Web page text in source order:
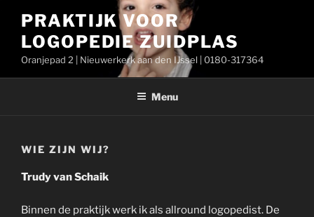
inhoud
PRAKTIJK VOOR
LOGOPEDIE ZUIDPLAS
Oranjepad 2 | Nieuwerkerk aan den IJssel | 0180-317364
Menu
WIE ZIJN WIJ?
Trudy van Schaik
Binnen de praktijk werk ik als allround logopedist. De